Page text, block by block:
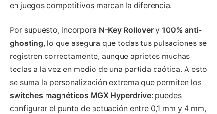
en juegos competitivos marcan la diferencia.
Por supuesto, incorpora N-Key Rollover y 100% anti-
ghosting, lo que asegura que todas tus pulsaciones se
registren correctamente, aunque aprietes muchas
teclas a la vez en medio de una partida caótica. A esto
se suma la personalización extrema que permiten los
switches magnéticos MGX Hyperdrive: puedes
configurar el punto de actuación entre 0,1 mm y 4 mm,